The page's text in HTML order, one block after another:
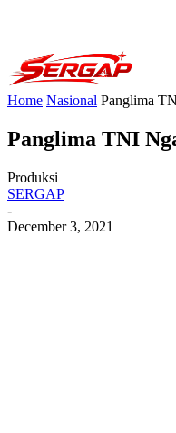
Home Nasional Panglima
Panglima TNI
Produksi
SERGAP
-
December 3, 2021